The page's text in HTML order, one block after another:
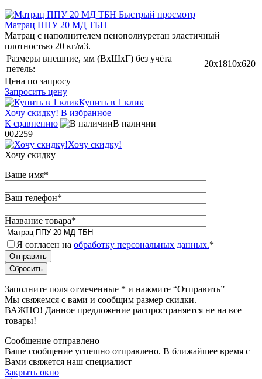
Быстрый просмотр
Матрац ППУ 20 МД ТБН
Матрац с наполнителем пенополиуретан эластичный
плотностью 20 кг/м3.
Размеры внешние, мм (ВхШхГ) без учёта
петель:
20x1810x620
Цена по запросу
Запросить цену
Купить в 1 клик
Хочу скидку! В избранное
К сравнению
В наличии
002259
Хочу скидку!
Хочу скидку
Ваше имя*
Ваш телефон*
Название товара*
Я согласен на обработку персональных данных.*
Заполните поля отмеченные * и нажмите “Отправить”
Мы свяжемся с вами и сообщим размер скидки.
ВАЖНО! Данное предложение распространяется не на все
товары!
Сообщение отправлено
Ваше сообщение успешно отправлено. В ближайшее время с
Вами свяжется наш специалист
Закрыть окно